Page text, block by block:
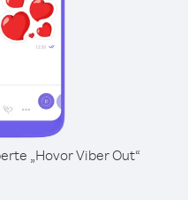
„Hovor Viber Out“